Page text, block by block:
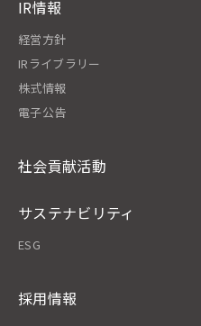
IR情報
経営方針
IRライブラリー
株式情報
電子公告
社会貢献活動
サステナビリティ
ESG
採用情報